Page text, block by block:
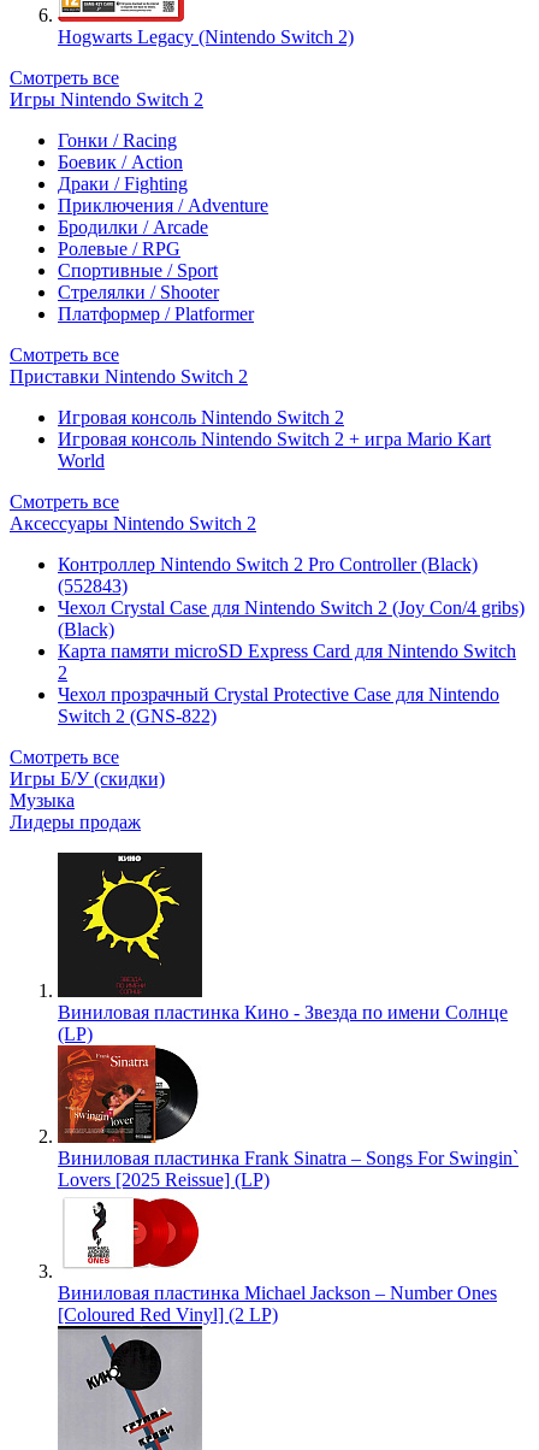
Hogwarts Legacy (Nintendo Switch 2)
Смотреть все
Игры Nintendo Switch 2
Гонки / Racing
Боевик / Action
Драки / Fighting
Приключения / Adventure
Бродилки / Arcade
Ролевые / RPG
Спортивные / Sport
Стрелялки / Shooter
Платформер / Platformer
Смотреть все
Приставки Nintendo Switch 2
Игровая консоль Nintendo Switch 2
Игровая консоль Nintendo Switch 2 + игра Mario Kart
World
Смотреть все
Аксессуары Nintendo Switch 2
Контроллер Nintendo Switch 2 Pro Controller (Black)
(552843)
Чехол Сrystal Сase для Nintendo Switch 2 (Joy Con/4 gribs)
(Black)
Карта памяти microSD Express Card для Nintendo Switch
2
Чехол прозрачный Crystal Protective Case для Nintendo
Switch 2 (GNS-822)
Смотреть все
Игры Б/У (скидки)
Музыка
Лидеры продаж
Виниловая пластинка Кино - Звезда по имени Солнце
(LP)
Виниловая пластинка Frank Sinatra – Songs For Swingin`
Lovers [2025 Reissue] (LP)
Виниловая пластинка Michael Jackson – Number Ones
[Coloured Red Vinyl] (2 LP)